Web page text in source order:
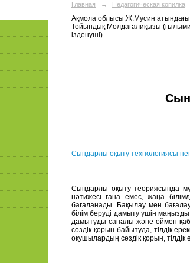
Главная → Педагогическая копилка
Ақмола облысы,Ж.Мусин атындағы
Тойындық Молдағалиқызы (ғылыми
ізденуші)
Сындарлы оқыту технологиясы
Сындарлы оқыту теориясында
нәтижесі ғана емес, жаңа
бағаланады. Бақылау мен
білім беруді дамыту үшін
дамытуды саналы және оймен
сөздік қорын байытуда, тілдік
оқушылардың сөздік қорын, тілдік